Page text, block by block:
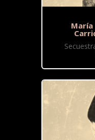
María